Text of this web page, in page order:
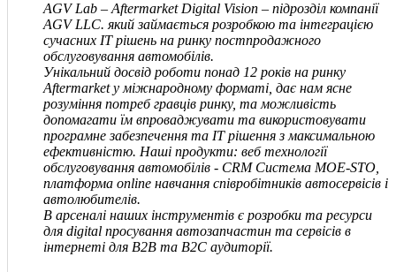
AGV Lab – Aftermarket Digital Vision – підрозділ компанії
AGVLLC. який займається розробкою та інтеграцією
сучасних IT рішень на ринку постпродажного
обслуговування автомобілів.
Унікальний досвід роботи понад 12 років на ринку
Aftermarket у міжнародному форматі, дає нам ясне
розуміння потреб гравців ринку, та можливість
допомагати їм впроваджувати та використовувати
програмне забезпечення та IT рішення з максимальною
ефективністю. Наші продукти: веб технології
обслуговування автомобілів - CRM Система MOE-STO,
платформа online навчання співробітників автосервісів і
автолюбителів.
В арсеналі наших інструментів є розробки та ресурси
для digital просування автозапчастин та сервісів в
інтернеті для В2В та В2С аудиторії.